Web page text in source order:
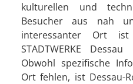
kulturellen und
Besucher aus nah
interessanter Ort ist
STADTWERKE
Obwohl spezifische
Ort fehlen, ist Dessau-